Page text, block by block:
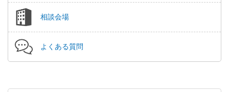
相談会場
よくある質問